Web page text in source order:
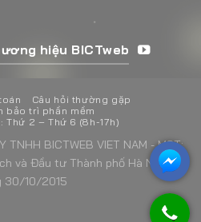
hiệu BICTweb
Câu hỏi thường gặp
bảo trì phần mềm
Thứ 2 – Thứ 6 (8h-17h)
BICTWEB VIET NAM - MST:
và Đầu tư Thành phố Hà Nội cấp
30/10/2015